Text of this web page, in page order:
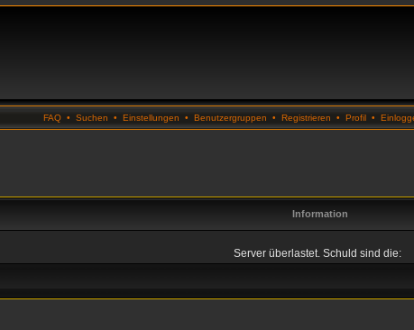
FAQ • Suchen • Einstellungen • Benutzergruppen • Registrieren • Profil •
Information
Server überlastet. Schuld sind die: